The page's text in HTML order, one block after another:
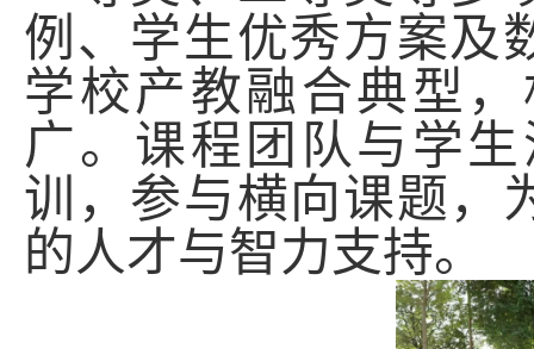
例、学生优秀方案及
学校产教融合典型
广。课程团队与学
训，参与横向课题，
的人才与智力支持。